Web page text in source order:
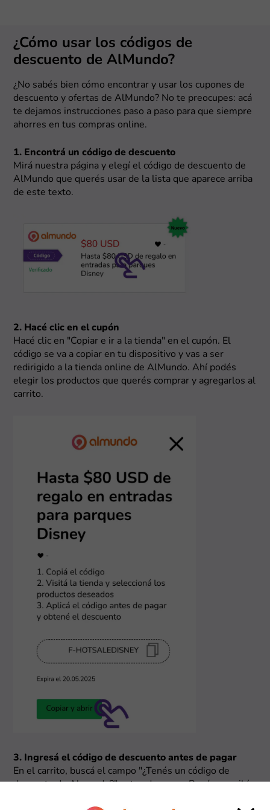
¿Cómo usar los códigos de
descuento de AlMundo?
¿No sabés bien cómo encontrar y usar los cupones de
descuento y ofertas de AlMundo? No te preocupes: acá
te dejamos instrucciones paso a paso para que siempre
ahorres en tus compras online.
1. Encontrá un código de descuento
Mirá nuestra página y elegí el código de descuento de
AlMundo que querés usar de la lista que aparece arriba
de este texto.
2. Hacé clic en el cupón
Hacé clic en "Copiar e ir a la tienda" en el cupón. El
código se va a copiar en tu dispositivo y vas a ser
redirigido a la tienda online de AlMundo. Ahí podés
elegir los productos que querés comprar y agregarlos al
carrito.
3. Ingresá el código de descuento antes de pagar
En el carrito, buscá el campo "¿Tenés un código de
decuento de Almundo?" antes de pagar. Pegá o escribí